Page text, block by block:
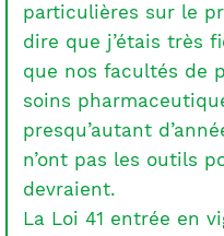
particulières sur le
dire que j’étais très
que nos facultés de
soins
presqu’autant
n’ont pas les outils
devraient.
La Loi 41 entrée en